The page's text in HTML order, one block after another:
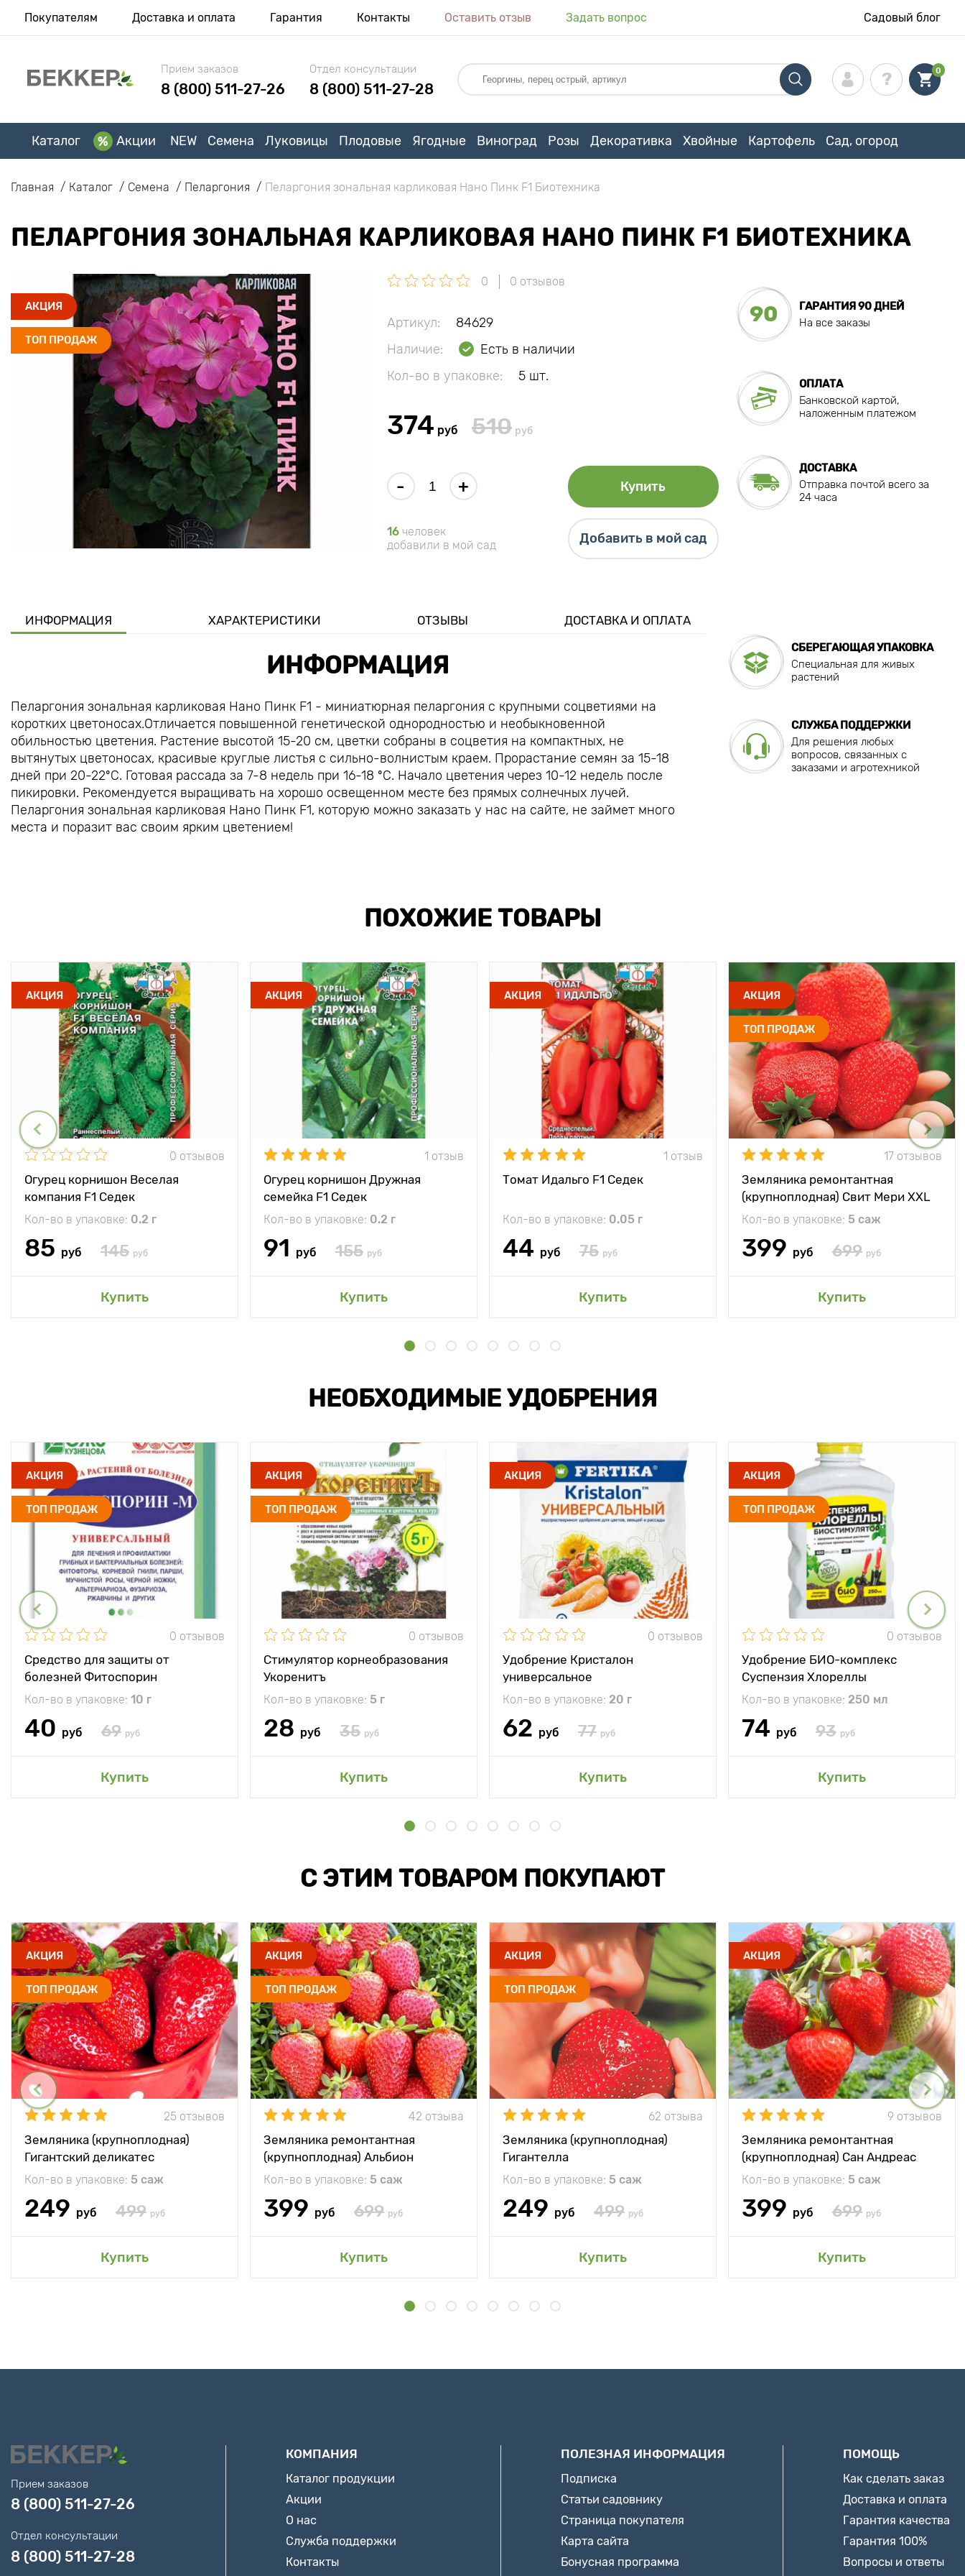
Покупателям Доставка и оплата Гарантия Контакты Оставить отзыв Задать вопрос Садовый блог
Прием заказов
8 (800) 511-27-26
Отдел консультации
8 (800) 511-27-28
0
Каталог Акции NEW Семена Луковицы Плодовые Ягодные Виноград Розы Декоративка Хвойные Картофель Сад, огород
Главная Каталог Семена Пеларгония Пеларгония зональная карликовая Нано Пинк F1 Биотехника
ПЕЛАРГОНИЯ ЗОНАЛЬНАЯ КАРЛИКОВАЯ НАНО ПИНК F1 БИОТЕХНИКА
АКЦИЯ
ТОП ПРОДАЖ
0 0 отзывов
Артикул:
84629
Наличие:
Есть в наличии
Кол-во в упаковке:
5 шт.
374 руб 510 руб
- + Купить
16 человек
добавили в мой сад
Добавить в мой сад
90
ГАРАНТИЯ 90 ДНЕЙ
На все заказы
ОПЛАТА
Банковской картой,
наложенным платежом
ДОСТАВКА
Отправка почтой всего за
24 часа
ИНФОРМАЦИЯ ХАРАКТЕРИСТИКИ ОТЗЫВЫ ДОСТАВКА И ОПЛАТА
ИНФОРМАЦИЯ
Пеларгония зональная карликовая Нано Пинк F1 - миниатюрная пеларгония с крупными соцветиями на
коротких цветоносах.Отличается повышенной генетической однородностью и необыкновенной
обильностью цветения. Растение высотой 15-20 см, цветки собраны в соцветия на компактных, не
вытянутых цветоносах, красивые круглые листья с сильно-волнистым краем. Прорастание семян за 15-18
дней при 20-22ºС. Готовая рассада за 7-8 недель при 16-18 ºС. Начало цветения через 10-12 недель после
пикировки. Рекомендуется выращивать на хорошо освещенном месте без прямых солнечных лучей.
Пеларгония зональная карликовая Нано Пинк F1, которую можно заказать у нас на сайте, не займет много
места и поразит вас своим ярким цветением!
СБЕРЕГАЮЩАЯ УПАКОВКА
Специальная для живых
растений
СЛУЖБА ПОДДЕРЖКИ
Для решения любых
вопросов, связанных с
заказами и агротехникой
ПОХОЖИЕ ТОВАРЫ
АКЦИЯ
0 отзывов
Огурец корнишон Веселая
компания F1 Седек
Кол-во в упаковке: 0.2 г
85 руб 145 руб
Купить
АКЦИЯ
1 отзыв
Огурец корнишон Дружная
семейка F1 Седек
Кол-во в упаковке: 0.2 г
91 руб 155 руб
Купить
АКЦИЯ
1 отзыв
Томат Идальго F1 Седек
Кол-во в упаковке: 0.05 г
44 руб 75 руб
Купить
АКЦИЯ
ТОП ПРОДАЖ
17 отзывов
Земляника ремонтантная
(крупноплодная) Свит Мери XXL
Кол-во в упаковке: 5 саж
399 руб 699 руб
Купить
НЕОБХОДИМЫЕ УДОБРЕНИЯ
АКЦИЯ
ТОП ПРОДАЖ
0 отзывов
Средство для защиты от
болезней Фитоспорин
Кол-во в упаковке: 10 г
40 руб 69 руб
Купить
АКЦИЯ
ТОП ПРОДАЖ
0 отзывов
Стимулятор корнеобразования
Укоренитъ
Кол-во в упаковке: 5 г
28 руб 35 руб
Купить
АКЦИЯ
0 отзывов
Удобрение Кристалон
универсальное
Кол-во в упаковке: 20 г
62 руб 77 руб
Купить
АКЦИЯ
ТОП ПРОДАЖ
0 отзывов
Удобрение БИО-комплекс
Суспензия Хлореллы
Кол-во в упаковке: 250 мл
74 руб 93 руб
Купить
С ЭТИМ ТОВАРОМ ПОКУПАЮТ
АКЦИЯ
ТОП ПРОДАЖ
25 отзывов
Земляника (крупноплодная)
Гигантский деликатес
Кол-во в упаковке: 5 саж
249 руб 499 руб
Купить
АКЦИЯ
ТОП ПРОДАЖ
42 отзыва
Земляника ремонтантная
(крупноплодная) Альбион
Кол-во в упаковке: 5 саж
399 руб 699 руб
Купить
АКЦИЯ
ТОП ПРОДАЖ
62 отзыва
Земляника (крупноплодная)
Гигантелла
Кол-во в упаковке: 5 саж
249 руб 499 руб
Купить
АКЦИЯ
9 отзывов
Земляника ремонтантная
(крупноплодная) Сан Андреас
Кол-во в упаковке: 5 саж
399 руб 699 руб
Купить
Прием заказов
8 (800) 511-27-26
Отдел консультации
8 (800) 511-27-28
КОМПАНИЯ
Каталог продукции
Акции
О нас
Служба поддержки
Контакты
ПОЛЕЗНАЯ ИНФОРМАЦИЯ
Подписка
Статьи садовнику
Страница покупателя
Карта сайта
Бонусная программа
ПОМОЩЬ
Как сделать заказ
Доставка и оплата
Гарантия качества
Гарантия 100%
Вопросы и ответы